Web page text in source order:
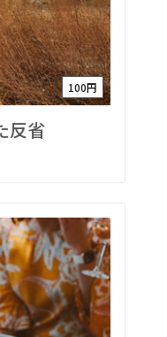
100円
反省